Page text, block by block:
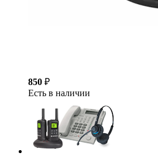
850 ₽
Есть в наличии